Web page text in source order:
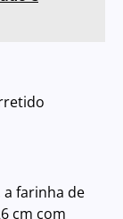
farinha de
cm com